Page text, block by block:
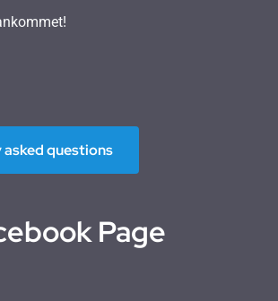
asked questions
Page